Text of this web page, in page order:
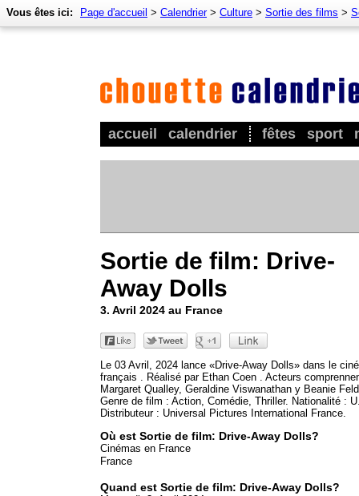
accueil calendrier fêtes sport
Vous êtes ici: Page d'accueil > Calendrier> Culture > Sortie des films >
Sortie de film: Drive-
Away Dolls
3. Avril 2024 au France
Le 03 Avril, 2024 lance «Drive-Away Dolls» dans le
français . Réalisé par Ethan Coen . Acteurs
Margaret Qualley, Geraldine Viswanathan y Beanie
Genre de film : Action, Comédie, Thriller. Nationalité :
Distributeur : Universal Pictures International France.
Où est Sortie de film: Drive-Away Dolls?
Cinémas en France
France
Quand est Sortie de film: Drive-Away Dolls?